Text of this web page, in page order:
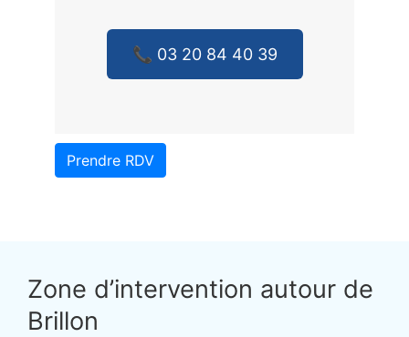
📞 03 20 84 40 39
Prendre RDV
Zone d’intervention autour de
Brillon